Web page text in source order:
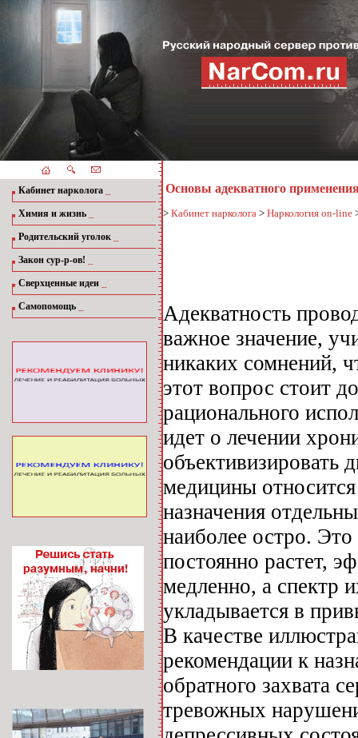
Кабинет нарколога
Химия и жизнь
Родительский уголок
Закон сур-р-ов!
Сверхценные идеи
Самопомощь
Основы адекватного
> Кабинет нарколога > Наркология on-line
Адекватность
важное значение,
никаких сомнений,
этот вопрос стоит
рационального
идет о лечении
объективизировать
медицины
назначения
наиболее остро.
постоянно растет,
медленно, а спектр
укладывается в
В качестве
рекомендации к
обратного захвата
тревожных